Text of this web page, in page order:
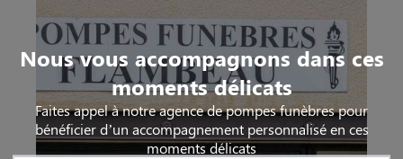
Nous vous accompagnons dans ces
moments délicats
Faites appel à notre agence de pompes funèbres pour
bénéficier d’un accompagnement personnalisé en ces
moments délicats